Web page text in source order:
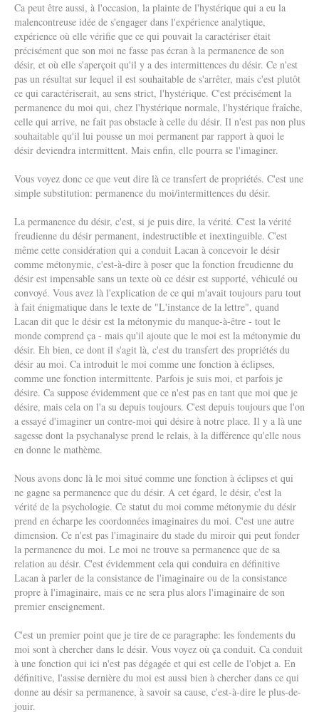
Ca peut être aussi, à l'occasion, la plainte de l'hystérique qui a eu la
malencontreuse idée de s'engager dans l'expérience analytique,
expérience où elle vérifie que ce qui pouvait la caractériser était
précisément que son moi ne fasse pas écran à la permanence de son
désir, et où elle s'aperçoit qu'il y a des intermittences du désir. Ce n'est
pas un résultat sur lequel il est souhaitable de s'arrêter, mais c'est plutôt
ce qui caractériserait, au sens strict, l'hystérique. C'est précisément la
permanence du moi qui, chez l'hystérique normale, l'hystérique fraîche,
celle qui arrive, ne fait pas obstacle à celle du désir. Il n'est pas non plus
souhaitable qu'il lui pousse un moi permanent par rapport à quoi le
désir deviendra intermittent. Mais enfin, elle pourra se l'imaginer.
Vous voyez donc ce que veut dire là ce transfert de propriétés. C'est une
simple substitution: permanence du moi/intermittences du désir.
La permanence du désir, c'est, si je puis dire, la vérité. C'est la vérité
freudienne du désir permanent, indestructible et inextinguible. C'est
même cette considération qui a conduit Lacan à concevoir le désir
comme métonymie, c'est-à-dire à poser que la fonction freudienne du
désir est impensable sans un texte où ce désir est supporté, véhiculé ou
convoyé. Vous avez là l'explication de ce qui m'avait toujours paru tout
à fait énigmatique dans le texte de "L'instance de la lettre", quand
Lacan dit que le désir est la métonymie du manque-à-être - tout le
monde comprend ça - mais qu'il ajoute que le moi est la métonymie du
désir. Eh bien, ce dont il s'agit là, c'est du transfert des propriétés du
désir au moi. Ca introduit le moi comme une fonction à éclipses,
comme une fonction intermittente. Parfois je suis moi, et parfois je
désire. Ca suppose évidemment que ce n'est pas en tant que moi que je
désire, mais cela on l'a su depuis toujours. C'est depuis toujours que l'on
a essayé d'imaginer un contre-moi qui désire à notre place. Il y a là une
sagesse dont la psychanalyse prend le relais, à la différence qu'elle nous
en donne le mathème.
Nous avons donc là le moi situé comme une fonction à éclipses et qui
ne gagne sa permanence que du désir. A cet égard, le désir, c'est la
vérité de la psychologie. Ce statut du moi comme métonymie du désir
prend en écharpe les coordonnées imaginaires du moi. C'est une autre
dimension. Ce n'est pas l'imaginaire du stade du miroir qui peut fonder
la permanence du moi. Le moi ne trouve sa permanence que de sa
relation au désir. C'est évidemment cela qui conduira en définitive
Lacan à parler de la consistance de l'imaginaire ou de la consistance
propre à l'imaginaire, mais ce ne sera plus alors l'imaginaire de son
premier enseignement.
C'est un premier point que je tire de ce paragraphe: les fondements du
moi sont à chercher dans le désir. Vous voyez où ça conduit. Ca conduit
à une fonction qui ici n'est pas dégagée et qui est celle de l'objet a. En
définitive, l'assise dernière du moi est aussi bien à chercher dans ce qui
donne au désir sa permanence, à savoir sa cause, c'est-à-dire le plus-de-
jouir.